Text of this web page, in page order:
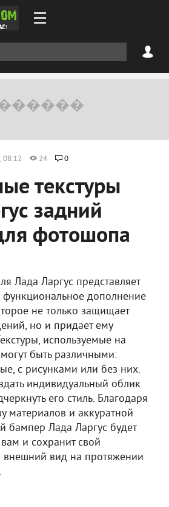
08:12 24 0
текстуры
задний
фотошопа
Лада Ларгус представляет
функциональное дополнение
не только защищает
но и придает ему
используемые на
быть различными:
с рисунками или без них.
индивидуальный облик
его стиль. Благодаря
материалов и аккуратной
бампер Лада Ларгус будет
и сохранит свой
внешний вид на протяжении